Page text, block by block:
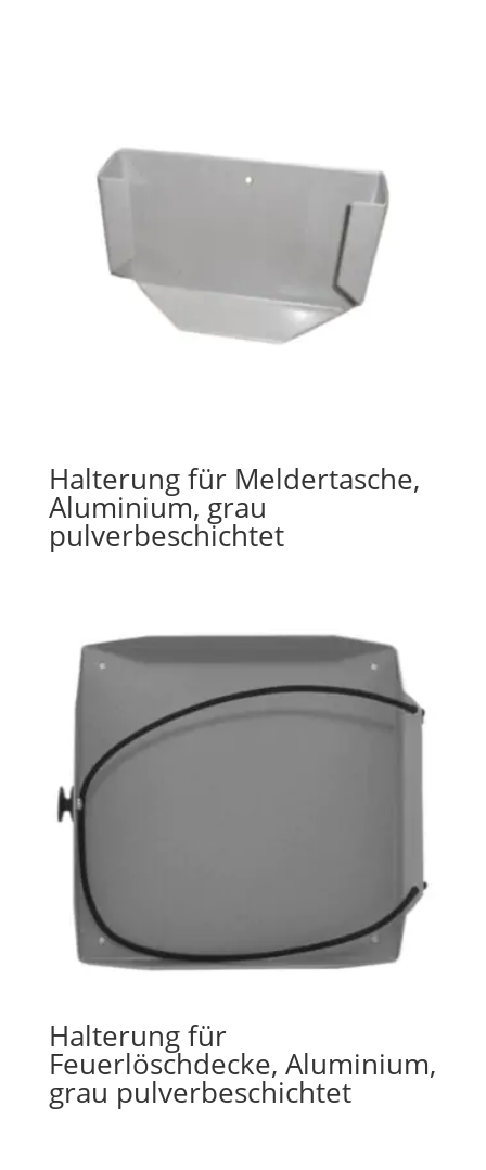
Halterung für Meldertasche,
Aluminium, grau
pulverbeschichtet
Halterung für
Feuerlöschdecke, Aluminium,
grau pulverbeschichtet